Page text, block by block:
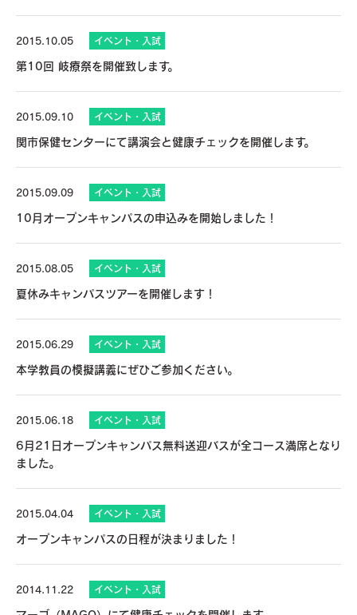
2015.10.05 イベント・入試
第10回 岐療祭を開催致します。
2015.09.10 イベント・入試
関市保健センターにて講演会と健康チェックを開催します。
2015.09.09 イベント・入試
10月オープンキャンパスの申込みを開始しました！
2015.08.05 イベント・入試
夏休みキャンパスツアーを開催します！
2015.06.29 イベント・入試
本学教員の模擬講義にぜひご参加ください。
2015.06.18 イベント・入試
6月21日オープンキャンパス無料送迎バスが全コース満席となり
ました。
2015.04.04 イベント・入試
オープンキャンパスの日程が決まりました！
2014.11.22 イベント・入試